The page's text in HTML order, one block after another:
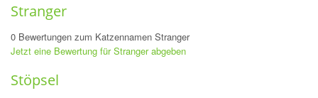
Stranger
0 Bewertungen zum Katzennamen Stranger
Jetzt eine Bewertung für Stranger abgeben
Stöpsel